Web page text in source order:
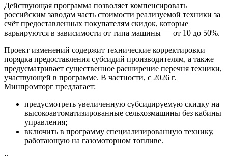
Действующая программа позволяет компенсировать
российским заводам часть стоимости реализуемой техники за
счёт предоставленных покупателям скидок, которые
варьируются в зависимости от типа машины — от 10 до 50%.
Проект изменений содержит технические корректировки
порядка предоставления субсидий производителям, а также
предусматривает существенное расширение перечня техники,
участвующей в программе. В частности, с 2026 г.
Минпромторг предлагает:
предусмотреть увеличенную субсидируемую скидку на
высокоавтоматизированные сельхозмашины без кабины
управления;
включить в программу специализированную технику,
работающую на газомоторном топливе.